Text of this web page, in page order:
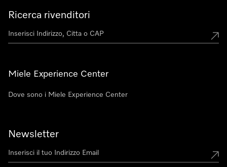
Ricerca rivenditori
Miele Experience Center
Dove sono i Miele Experience Center
Newsletter